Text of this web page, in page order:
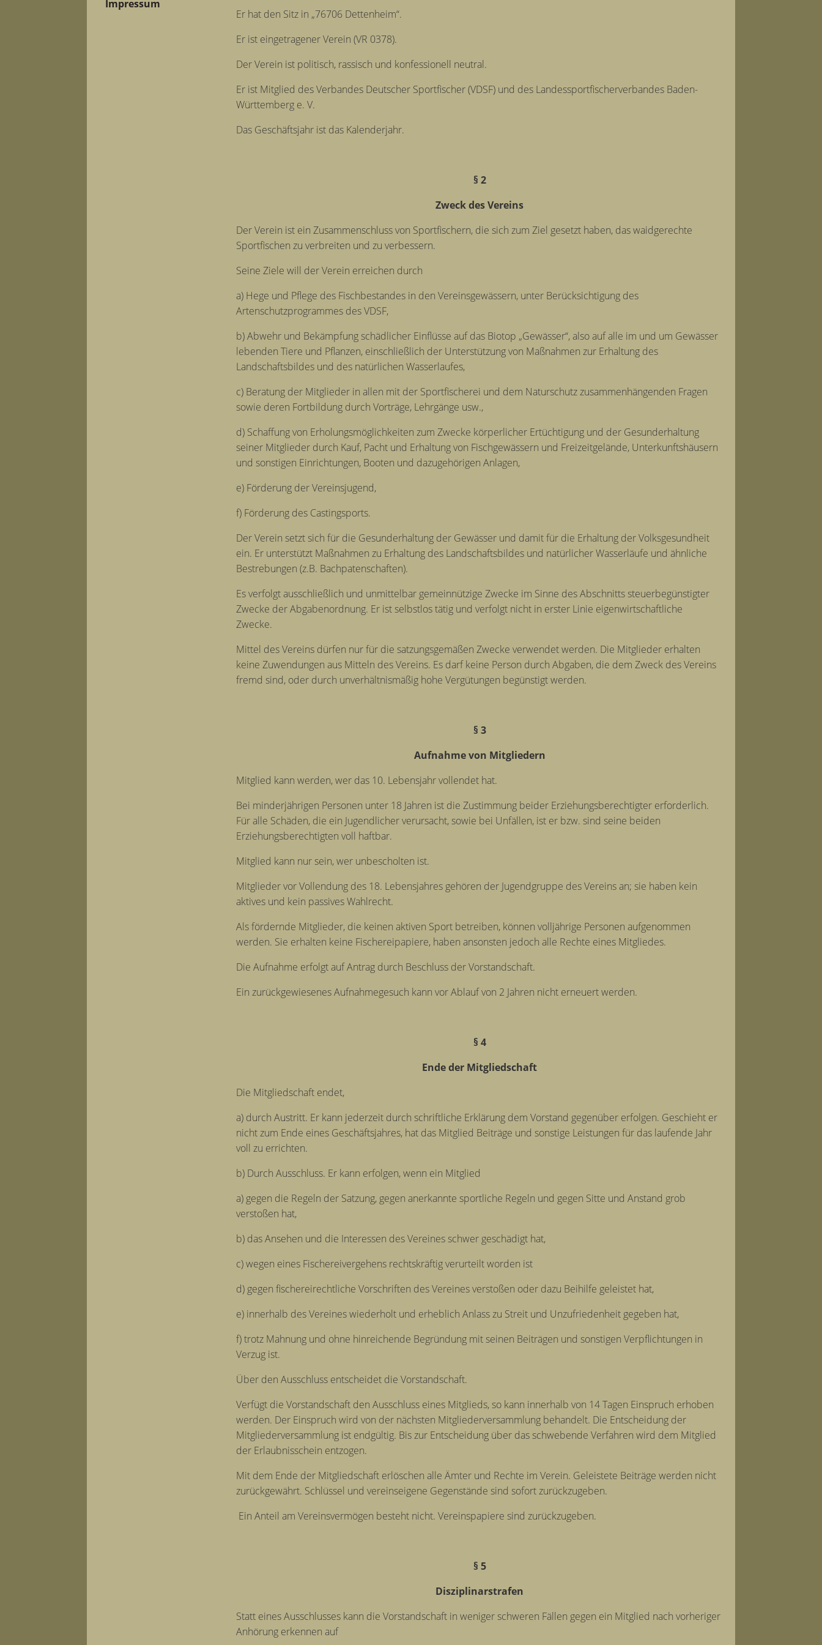
Impressum
Er hat den Sitz in „76706 Dettenheim“.
Er ist eingetragener Verein (VR 0378).
Der Verein ist politisch, rassisch und konfessionell neutral.
Er ist Mitglied des Verbandes Deutscher Sportfischer (VDSF) und des Landessportfischerverbandes Baden-
Württemberg e. V.
Das Geschäftsjahr ist das Kalenderjahr.
§ 2
Zweck des Vereins
Der Verein ist ein Zusammenschluss von Sportfischern, die sich zum Ziel gesetzt haben, das waidgerechte
Sportfischen zu verbreiten und zu verbessern.
Seine Ziele will der Verein erreichen durch
a) Hege und Pflege des Fischbestandes in den Vereinsgewässern, unter Berücksichtigung des
Artenschutzprogrammes des VDSF,
b) Abwehr und Bekämpfung schädlicher Einflüsse auf das Biotop „Gewässer“, also auf alle im und um Gewässer
lebenden Tiere und Pflanzen, einschließlich der Unterstützung von Maßnahmen zur Erhaltung des
Landschaftsbildes und des natürlichen Wasserlaufes,
c) Beratung der Mitglieder in allen mit der Sportfischerei und dem Naturschutz zusammenhängenden Fragen
sowie deren Fortbildung durch Vorträge, Lehrgänge usw.,
d) Schaffung von Erholungsmöglichkeiten zum Zwecke körperlicher Ertüchtigung und der Gesunderhaltung
seiner Mitglieder durch Kauf, Pacht und Erhaltung von Fischgewässern und Freizeitgelände, Unterkunftshäusern
und sonstigen Einrichtungen, Booten und dazugehörigen Anlagen,
e) Förderung der Vereinsjugend,
f) Förderung des Castingsports.
Der Verein setzt sich für die Gesunderhaltung der Gewässer und damit für die Erhaltung der Volksgesundheit
ein. Er unterstützt Maßnahmen zu Erhaltung des Landschaftsbildes und natürlicher Wasserläufe und ähnliche
Bestrebungen (z.B. Bachpatenschaften).
Es verfolgt ausschließlich und unmittelbar gemeinnützige Zwecke im Sinne des Abschnitts steuerbegünstigter
Zwecke der Abgabenordnung. Er ist selbstlos tätig und verfolgt nicht in erster Linie eigenwirtschaftliche
Zwecke.
Mittel des Vereins dürfen nur für die satzungsgemäßen Zwecke verwendet werden. Die Mitglieder erhalten
keine Zuwendungen aus Mitteln des Vereins. Es darf keine Person durch Abgaben, die dem Zweck des Vereins
fremd sind, oder durch unverhältnismäßig hohe Vergütungen begünstigt werden.
§ 3
Aufnahme von Mitgliedern
Mitglied kann werden, wer das 10. Lebensjahr vollendet hat.
Bei minderjährigen Personen unter 18 Jahren ist die Zustimmung beider Erziehungsberechtigter erforderlich.
Für alle Schäden, die ein Jugendlicher verursacht, sowie bei Unfällen, ist er bzw. sind seine beiden
Erziehungsberechtigten voll haftbar.
Mitglied kann nur sein, wer unbescholten ist.
Mitglieder vor Vollendung des 18. Lebensjahres gehören der Jugendgruppe des Vereins an; sie haben kein
aktives und kein passives Wahlrecht.
Als fördernde Mitglieder, die keinen aktiven Sport betreiben, können volljährige Personen aufgenommen
werden. Sie erhalten keine Fischereipapiere, haben ansonsten jedoch alle Rechte eines Mitgliedes.
Die Aufnahme erfolgt auf Antrag durch Beschluss der Vorstandschaft.
Ein zurückgewiesenes Aufnahmegesuch kann vor Ablauf von 2 Jahren nicht erneuert werden.
§ 4
Ende der Mitgliedschaft
Die Mitgliedschaft endet,
a) durch Austritt. Er kann jederzeit durch schriftliche Erklärung dem Vorstand gegenüber erfolgen. Geschieht er
nicht zum Ende eines Geschäftsjahres, hat das Mitglied Beiträge und sonstige Leistungen für das laufende Jahr
voll zu errichten.
b) Durch Ausschluss. Er kann erfolgen, wenn ein Mitglied
a) gegen die Regeln der Satzung, gegen anerkannte sportliche Regeln und gegen Sitte und Anstand grob
verstoßen hat,
b) das Ansehen und die Interessen des Vereines schwer geschädigt hat,
c) wegen eines Fischereivergehens rechtskräftig verurteilt worden ist
d) gegen fischereirechtliche Vorschriften des Vereines verstoßen oder dazu Beihilfe geleistet hat,
e) innerhalb des Vereines wiederholt und erheblich Anlass zu Streit und Unzufriedenheit gegeben hat,
f) trotz Mahnung und ohne hinreichende Begründung mit seinen Beiträgen und sonstigen Verpflichtungen in
Verzug ist.
Über den Ausschluss entscheidet die Vorstandschaft.
Verfügt die Vorstandschaft den Ausschluss eines Mitglieds, so kann innerhalb von 14 Tagen Einspruch erhoben
werden. Der Einspruch wird von der nächsten Mitgliederversammlung behandelt. Die Entscheidung der
Mitgliederversammlung ist endgültig. Bis zur Entscheidung über das schwebende Verfahren wird dem Mitglied
der Erlaubnisschein entzogen.
Mit dem Ende der Mitgliedschaft erlöschen alle Ämter und Rechte im Verein. Geleistete Beiträge werden nicht
zurückgewährt. Schlüssel und vereinseigene Gegenstände sind sofort zurückzugeben.
Ein Anteil am Vereinsvermögen besteht nicht. Vereinspapiere sind zurückzugeben.
§ 5
Disziplinarstrafen
Statt eines Ausschlusses kann die Vorstandschaft in weniger schweren Fällen gegen ein Mitglied nach vorheriger
Anhörung erkennen auf